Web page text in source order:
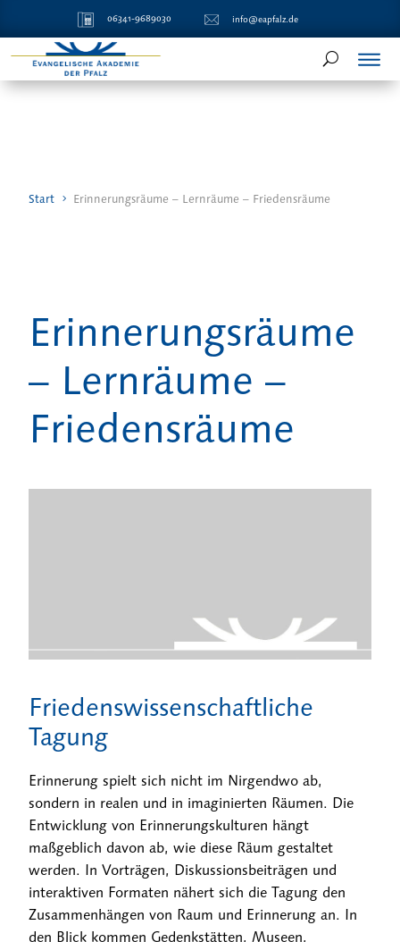
06341-9689030 info@eapfalz.de
Start Erinnerungsräume – Lernräume – Friedensräume
Erinnerungsräume
– Lernräume –
Friedensräume
Friedenswissenschaftliche
Tagung
Erinnerung spielt sich nicht im Nirgendwo ab,
sondern in realen und in imaginierten Räumen. Die
Entwicklung von Erinnerungskulturen hängt
maßgeblich davon ab, wie diese Räum gestaltet
werden. In Vorträgen, Diskussionsbeiträgen und
interaktiven Formaten nähert sich die Tagung den
Zusammenhängen von Raum und Erinnerung an. In
den Blick kommen Gedenkstätten, Museen,